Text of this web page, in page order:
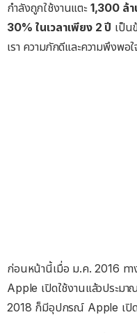
กำลังถูกใช้งานแตะ 1,300 ล้า
30% ในเวลาเพียง 2 ปี เป็น
เรา ความภักดีและความพึงพอ
ก่อนหน้านี้เมื่อ ม.ค. 2016 ทา
Apple เปิดใช้งานแล้วประม
2018 ก็มีอุปกรณ์ Apple เปิด